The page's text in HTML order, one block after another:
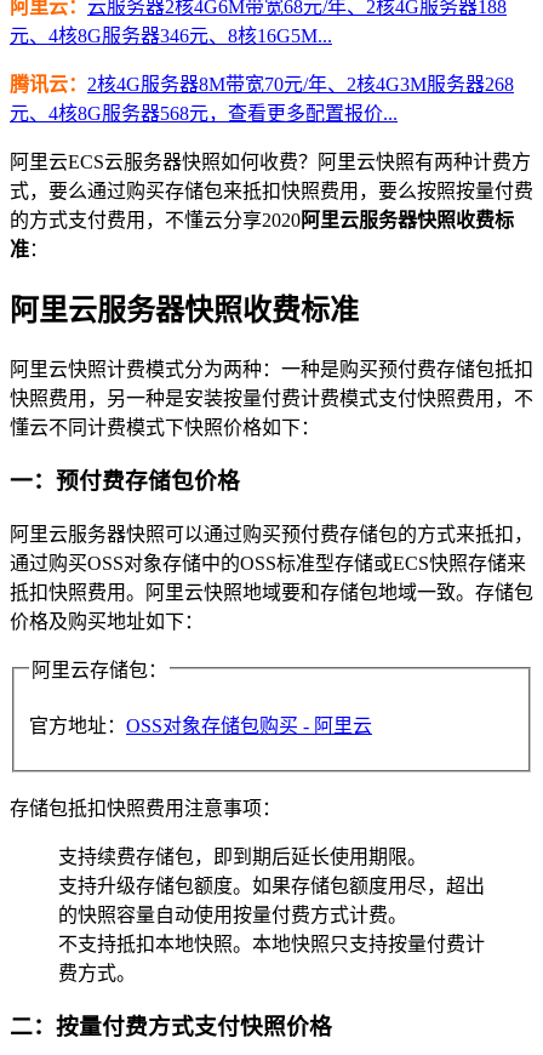
阿里云： 云服务器2核4G6M带宽68元/年、2核4G服务器188
元、4核8G服务器346元、8核16G5M...
腾讯云： 2核4G服务器8M带宽70元/年、2核4G3M服务器268
元、4核8G服务器568元，查看更多配置报价...
阿里云ECS云服务器快照如何收费？阿里云快照有两种计费方
式，要么通过购买存储包来抵扣快照费用，要么按照按量付费
的方式支付费用，不懂云分享2020阿里云服务器快照收费标
准：
阿里云服务器快照收费标准
阿里云快照计费模式分为两种：一种是购买预付费存储包抵扣
快照费用，另一种是安装按量付费计费模式支付快照费用，不
懂云不同计费模式下快照价格如下：
一：预付费存储包价格
阿里云服务器快照可以通过购买预付费存储包的方式来抵扣，
通过购买OSS对象存储中的OSS标准型存储或ECS快照存储来
抵扣快照费用。阿里云快照地域要和存储包地域一致。存储包
价格及购买地址如下：
阿里云存储包：
官方地址： OSS对象存储包购买 - 阿里云
存储包抵扣快照费用注意事项：
支持续费存储包，即到期后延长使用期限。
支持升级存储包额度。如果存储包额度用尽，超出
的快照容量自动使用按量付费方式计费。
不支持抵扣本地快照。本地快照只支持按量付费计
费方式。
二：按量付费方式支付快照价格